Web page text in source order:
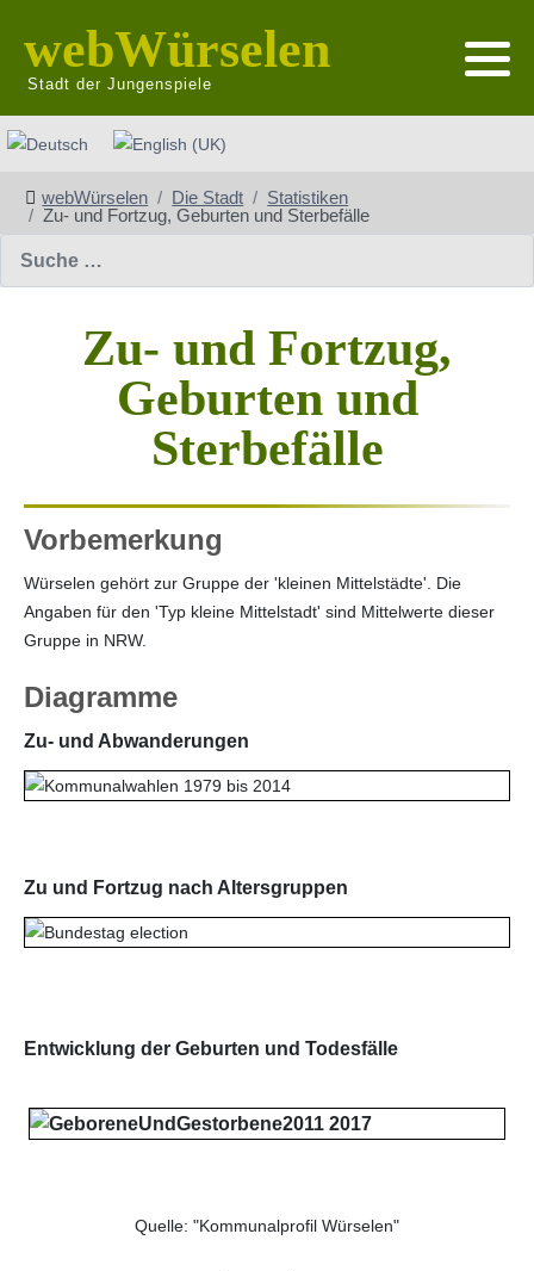
webWürselen
Stadt der Jungenspiele
Sprache auswählen
webWürselen Die Stadt
Statistiken
Zu- und Fortzug, Geburten und Sterbefälle
Zu- und Fortzug,
Geburten und
Sterbefälle
Vorbemerkung
Würselen gehört zur Gruppe der 'kleinen Mittelstädte'. Die
Angaben für den 'Typ kleine Mittelstadt' sind Mittelwerte dieser
Gruppe in NRW.
Diagramme
Zu- und Abwanderungen
Zu und Fortzug nach Altersgruppen
Entwicklung der Geburten und Todesfälle
Quelle: "Kommunalprofil Würselen"